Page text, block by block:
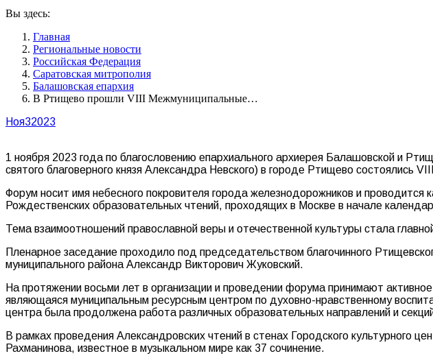
Вы здесь:
Главная
Pегиональные новости
Российская Федерация
Саратовская митрополия
Балашовская епархия
В Ртищево прошли VIII Межмуниципальные…
Ноя32023
1 ноября 2023 года по благословению епархиального архиерея Балашовской и
святого благоверного князя Александра Невского) в городе Ртищево состоялись
Форум носит имя небесного покровителя города железнодорожников и
Рождественских образовательных чтений, проходящих в Москве в начале
Тема взаимоотношений православной веры и отечественной культуры стала
Пленарное заседание проходило под председательством благочинного
муниципального района Александр Викторович Жуковский.
На протяжении восьми лет в организации и проведении форума принимают
являющаяся муниципальным ресурсным центром по духовно-нравственному
центра была продолжена работа различных образовательных направлений и
В рамках проведения Александровских чтений в стенах Городского культурного
Рахманинова, известное в музыкальном мире как 37 сочинение.